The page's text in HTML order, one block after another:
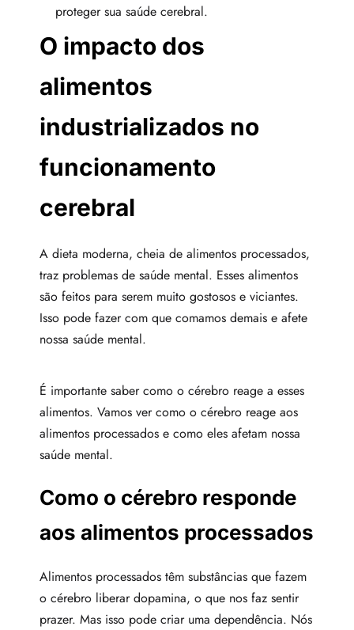
proteger sua saúde cerebral.
O impacto dos
alimentos
industrializados no
funcionamento
cerebral
A dieta moderna, cheia de alimentos processados,
traz problemas de saúde mental. Esses alimentos
são feitos para serem muito gostosos e viciantes.
Isso pode fazer com que comamos demais e afete
nossa saúde mental.
É importante saber como o cérebro reage a esses
alimentos. Vamos ver como o cérebro reage aos
alimentos processados e como eles afetam nossa
saúde mental.
Como o cérebro responde
aos alimentos processados
Alimentos processados têm substâncias que fazem
o cérebro liberar dopamina, o que nos faz sentir
prazer. Mas isso pode criar uma dependência. Nós